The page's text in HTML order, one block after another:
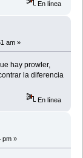
En línea
am »
hay prowler,
la diferencia
En línea
pm »